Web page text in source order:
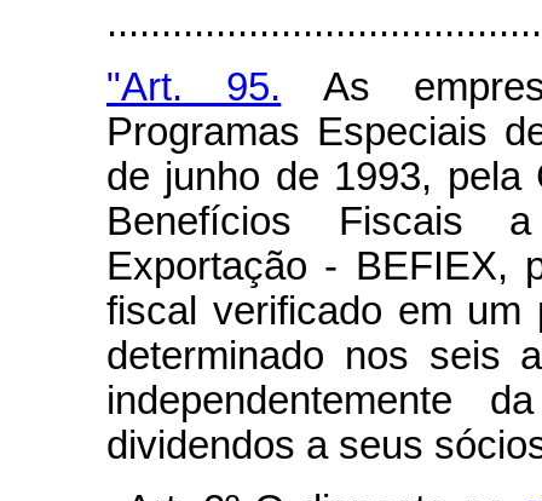
"Art. 95. As
Programas Especiais
de junho de 1993, pela
Benefícios Fiscais
Exportação - BEFIEX,
fiscal verificado em
determinado nos seis
independentemente
dividendos a seus